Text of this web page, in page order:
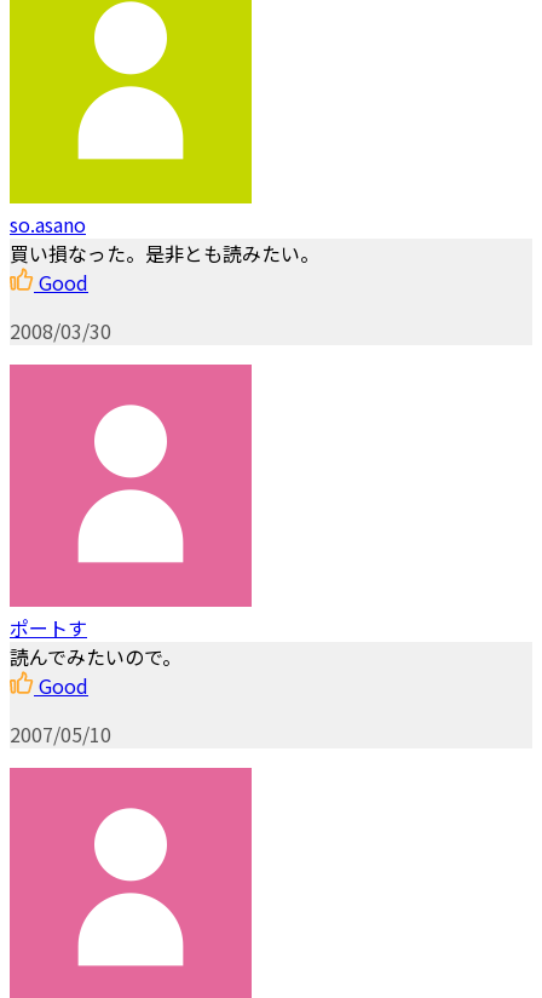
so.asano
買い損なった。是非とも読みたい。
Good
2008/03/30
ポートす
読んでみたいので。
Good
2007/05/10